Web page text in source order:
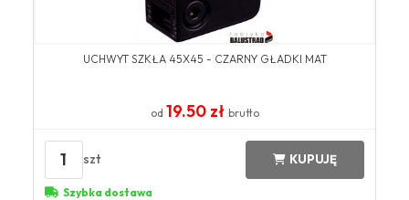
UCHWYT SZKŁA 45X45 - CZARNY GŁADKI MAT
od 19.50 zł brutto
1 szt KUPUJĘ
Szybka dostawa